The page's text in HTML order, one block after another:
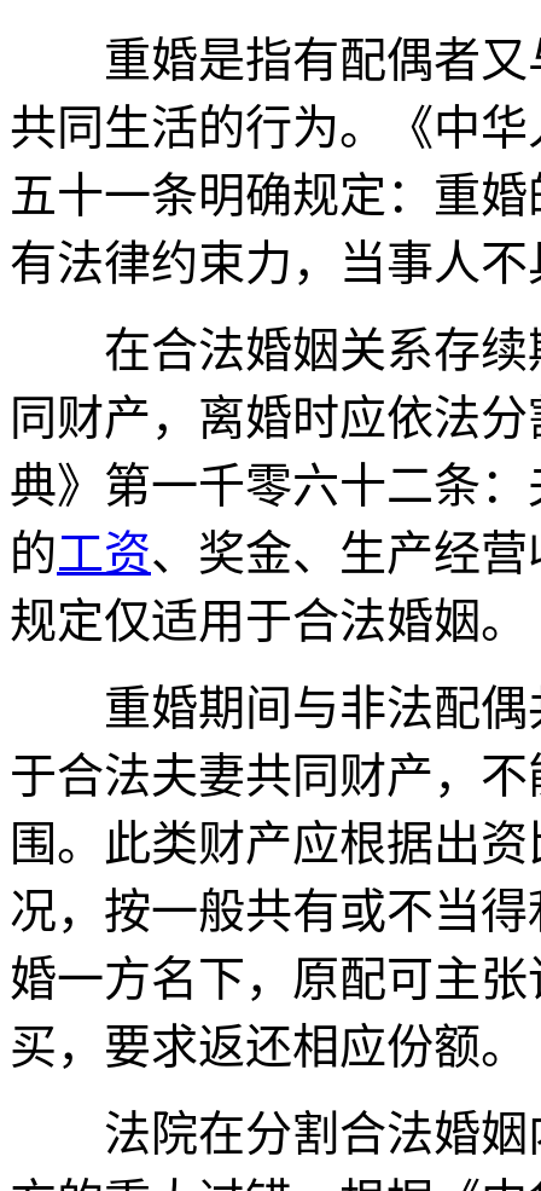
重婚是指有配偶者又
共同生活的行为。《中
五十一条明确规定：重
有法律约束力，当事人
在合法婚姻关系存续
同财产，离婚时应依法
典》第一千零六十二条
的工资、奖金、生产经
规定仅适用于合法婚姻。
重婚期间与非法配偶
于合法夫妻共同财产，
围。此类财产应根据出
况，按一般共有或不当
婚一方名下，原配可主
买，要求返还相应份额。
法院在分割合法婚姻